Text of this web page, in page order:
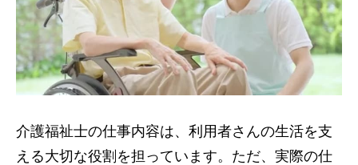
介護福祉士の仕事内容は、利用者さんの生活を支
える大切な役割を担っています。ただ、実際の仕